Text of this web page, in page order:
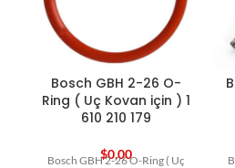
Bosch GBH 2-26 O-
Ring ( Uç Kovan için ) 1
610 210 179
$0,00
Bosch GBH 2-26 O-Ring ( Uç